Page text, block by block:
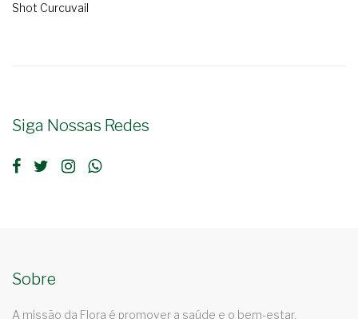
Shot Curcuvail
Siga Nossas Redes
Sobre
A missão da Flora é promover a saúde e o bem-estar,